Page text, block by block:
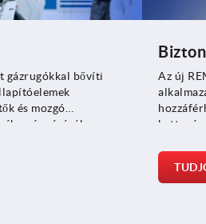
gázrugókkal bővíti
és mozgó
és zárásához,
Az új